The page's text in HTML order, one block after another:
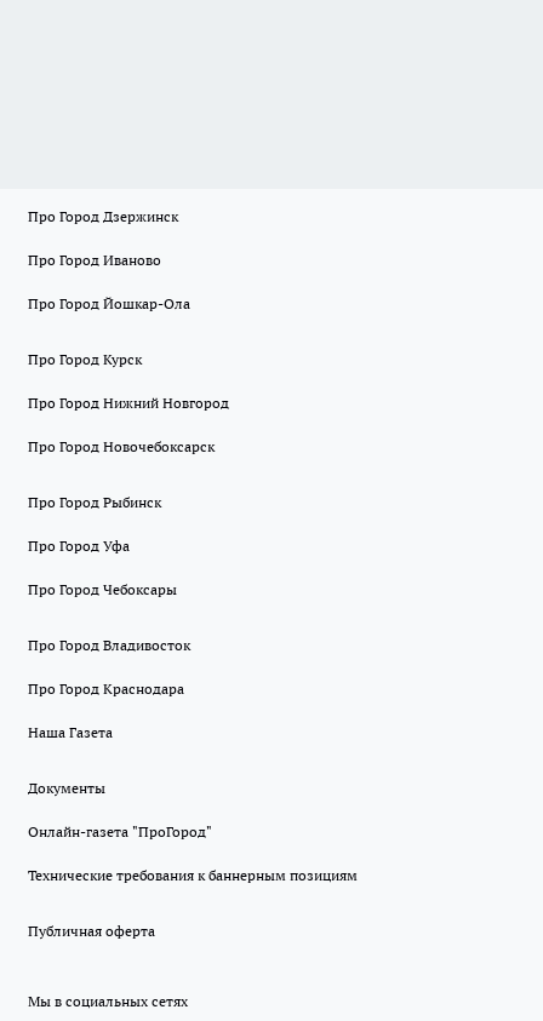
Про Город Дзержинск
Про Город Иваново
Про Город Йошкар-Ола
Про Город Курск
Про Город Нижний Новгород
Про Город Новочебоксарск
Про Город Рыбинск
Про Город Уфа
Про Город Чебоксары
Про Город Владивосток
Про Город Краснодара
Наша Газета
Документы
Онлайн-газета "ПроГород"
Технические требования к баннерным позициям
Публичная оферта
Мы в социальных сетях